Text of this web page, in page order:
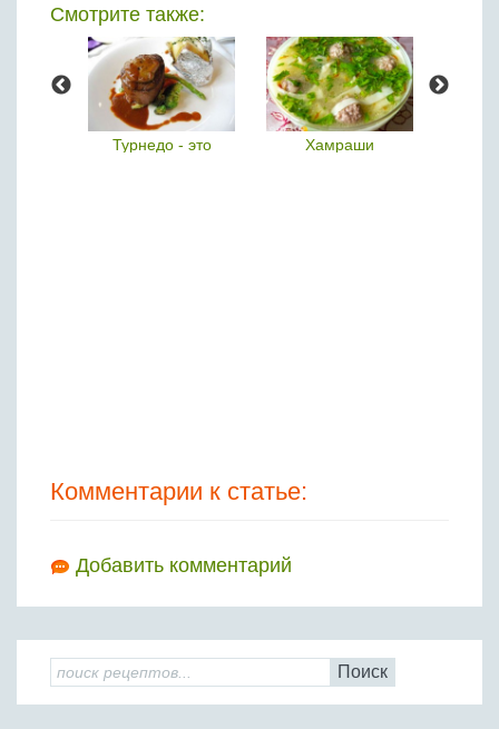
Смотрите также:
Турнедо - это Хамраши
Комментарии к статье:
Добавить комментарий
Поиск